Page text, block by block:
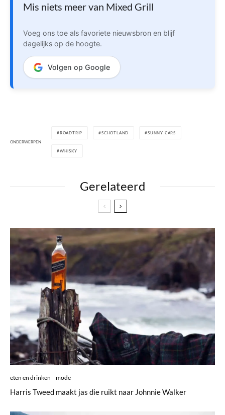
Mis niets meer van Mixed Grill
Voeg ons toe als favoriete nieuwsbron en blijf
dagelijks op de hoogte.
Volgen op Google
ONDERWERPEN
ROADTRIP SCHOTLAND SUNNY CARS
WHISKY
Gerelateerd
eten en drinken mode
Harris Tweed maakt jas die ruikt naar Johnnie Walker